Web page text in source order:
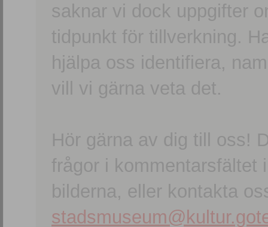
saknar vi dock uppgifter
tidpunkt för tillverkning.
hjälpa oss identifiera,
vill vi gärna veta det.
Hör gärna av dig till oss!
frågor i kommentarsfältet
bilderna, eller kontakta